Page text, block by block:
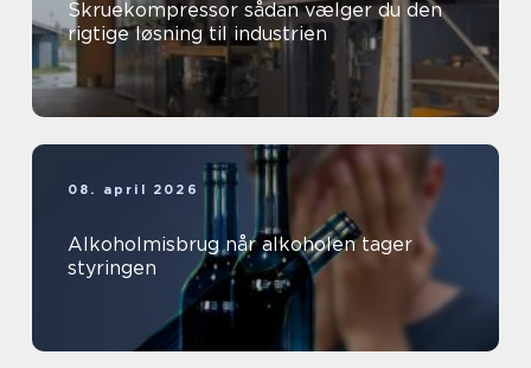
Skruekompressor sådan vælger du den
rigtige løsning til industrien
08. april 2026
Alkoholmisbrug når alkoholen tager
styringen